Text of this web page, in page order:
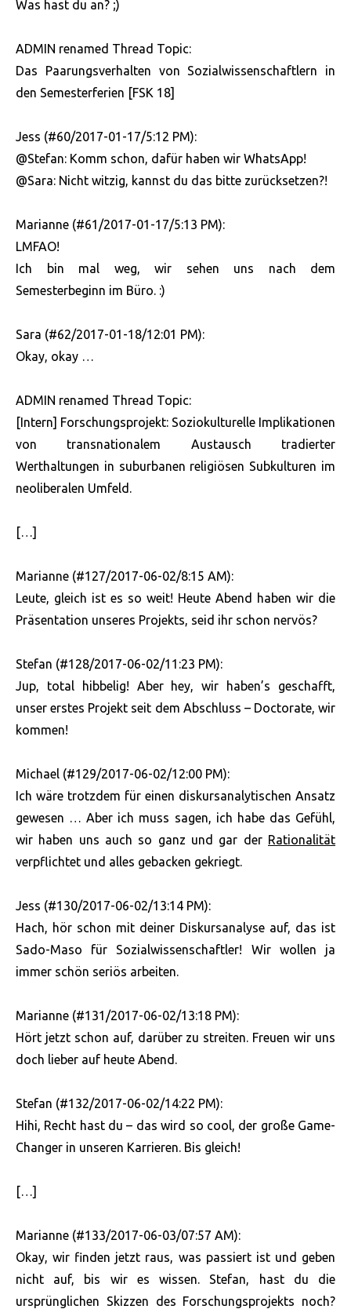
Was hast du an? ;)
ADMIN renamed Thread Topic:
Das Paarungsverhalten von Sozialwissenschaftlern in
den Semesterferien [FSK 18]
Jess (#60/2017-01-17/5:12 PM):
@Stefan: Komm schon, dafür haben wir WhatsApp!
@Sara: Nicht witzig, kannst du das bitte zurücksetzen?!
Marianne (#61/2017-01-17/5:13 PM):
LMFAO!
Ich bin mal weg, wir sehen uns nach dem
Semesterbeginn im Büro. :)
Sara (#62/2017-01-18/12:01 PM):
Okay, okay …
ADMIN renamed Thread Topic:
[Intern] Forschungsprojekt: Soziokulturelle Implikationen
von transnationalem Austausch tradierter
Werthaltungen in suburbanen religiösen Subkulturen im
neoliberalen Umfeld.
[…]
Marianne (#127/2017-06-02/8:15 AM):
Leute, gleich ist es so weit! Heute Abend haben wir die
Präsentation unseres Projekts, seid ihr schon nervös?
Stefan (#128/2017-06-02/11:23 PM):
Jup, total hibbelig! Aber hey, wir haben’s geschafft,
unser erstes Projekt seit dem Abschluss – Doctorate, wir
kommen!
Michael (#129/2017-06-02/12:00 PM):
Ich wäre trotzdem für einen diskursanalytischen Ansatz
gewesen … Aber ich muss sagen, ich habe das Gefühl,
wir haben uns auch so ganz und gar der Rationalität
verpflichtet und alles gebacken gekriegt.
Jess (#130/2017-06-02/13:14 PM):
Hach, hör schon mit deiner Diskursanalyse auf, das ist
Sado-Maso für Sozialwissenschaftler! Wir wollen ja
immer schön seriös arbeiten.
Marianne (#131/2017-06-02/13:18 PM):
Hört jetzt schon auf, darüber zu streiten. Freuen wir uns
doch lieber auf heute Abend.
Stefan (#132/2017-06-02/14:22 PM):
Hihi, Recht hast du – das wird so cool, der große Game-
Changer in unseren Karrieren. Bis gleich!
[…]
Marianne (#133/2017-06-03/07:57 AM):
Okay, wir finden jetzt raus, was passiert ist und geben
nicht auf, bis wir es wissen. Stefan, hast du die
ursprünglichen Skizzen des Forschungsprojekts noch?